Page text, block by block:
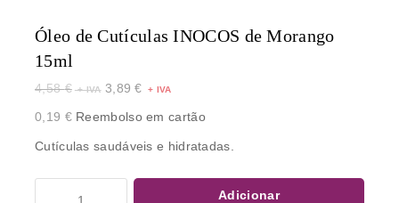
Óleo de Cutículas INOCOS de Morango
15ml
4,58€ 3,89€
0,19 €Reembolso em cartão
Cutículas saudáveis e hidratadas.
Adicionar